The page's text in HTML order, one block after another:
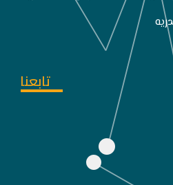
تابعنا